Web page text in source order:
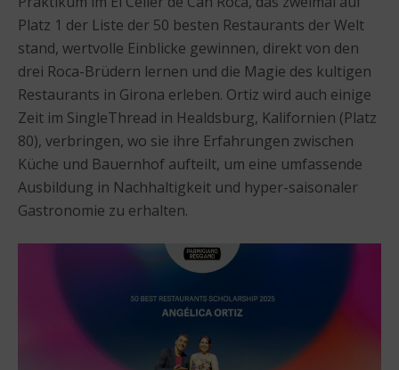
Platz 1 der Liste der 50 besten Restaurants der Welt
stand, wertvolle Einblicke gewinnen, direkt von den
drei Roca-Brüdern lernen und die Magie des kultigen
Restaurants in Girona erleben. Ortiz wird auch einige
Zeit im SingleThread in Healdsburg, Kalifornien (Platz
80), verbringen, wo sie ihre Erfahrungen zwischen
Küche und Bauernhof aufteilt, um eine umfassende
Ausbildung in Nachhaltigkeit und hyper-saisonaler
Gastronomie zu erhalten.